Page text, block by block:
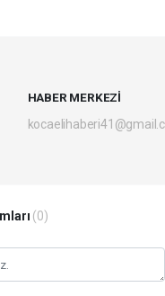
HABER MERKEZİ
(0)